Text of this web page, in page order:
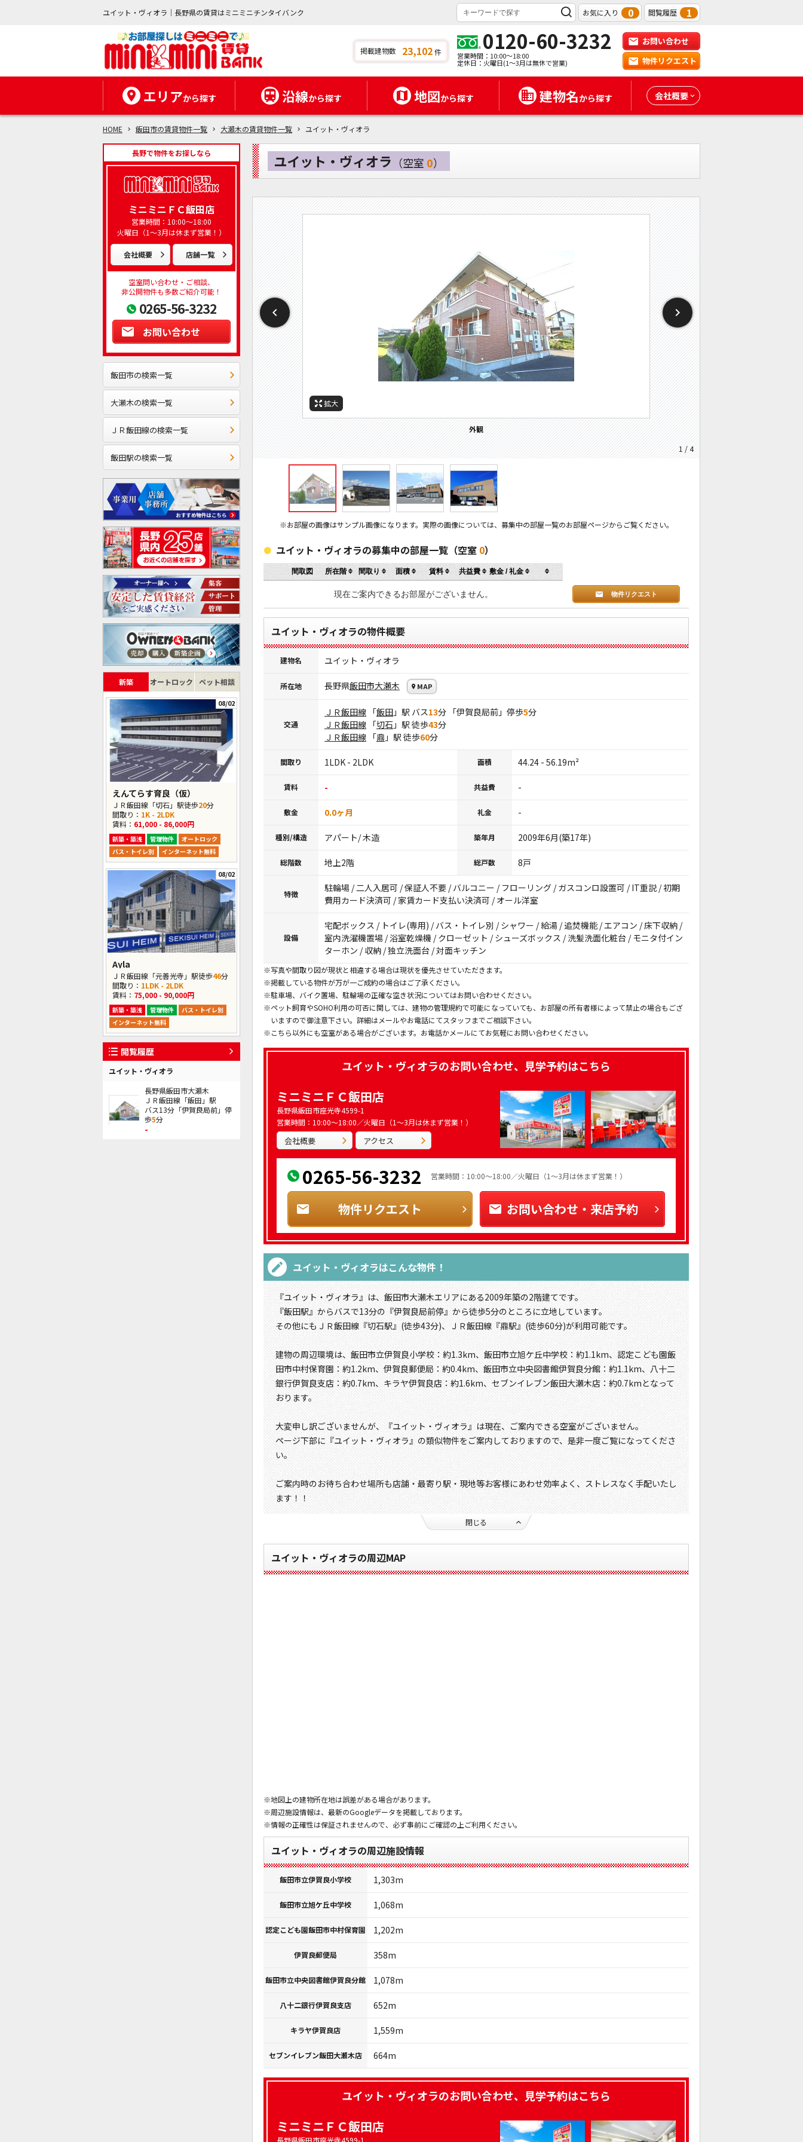
ユイット・ヴィオラ｜長野県の賃貸はミニミニチンタイバンク お気に入り 0 閲覧履歴 1
掲載建物数 23,102件 0120-60-3232
営業時間：10:00～18:00
定休日：火曜日(1～3月は無休で営業)
お問い合わせ
物件リクエスト
エリアから探す 沿線から探す 地図から探す 建物名から探す 会社概要
HOME 飯田市の賃貸物件一覧 大瀬木の賃貸物件一覧 ユイット・ヴィオラ
長野で物件をお探しなら
ミニミニＦＣ飯田店
営業時間：10:00～18:00
火曜日（1～3月は休まず営業！）
会社概要 店舗一覧
空室問い合わせ・ご相談、
非公開物件も多数ご紹介可能！
0265-56-3232
お問い合わせ
飯田市の検索一覧
大瀬木の検索一覧
ＪＲ飯田線の検索一覧
飯田駅の検索一覧
新築 オートロック ペット相談
08/02
えんてらす育良（仮）
ＪＲ飯田線「切石」駅徒歩20分
間取り： 1K - 2LDK
賃料： 61,000 - 86,000円
新築・築浅 管理物件
オートロック
バス・トイレ別
インターネット無料
08/02
Ayla
ＪＲ飯田線「元善光寺」駅徒歩46分
間取り： 1LDK - 2LDK
賃料： 75,000 - 90,000円
新築・築浅 管理物件
バス・トイレ別
インターネット無料
閲覧履歴
ユイット・ヴィオラ
長野県飯田市大瀬木
ＪＲ飯田線「飯田」駅
バス13分「伊賀良局前」停
歩5分
-
ユイット・ヴィオラ （空室 0）
拡大
外観
1 / 4
拡大
周辺施設：コンビニ
拡大
周辺施設：スーパー
拡大
周辺施設：銀行
※お部屋の画像はサンプル画像になります。実際の画像については、募集中の部屋一覧のお部屋ページからご覧ください。
ユイット・ヴィオラの募集中の部屋一覧（空室 0）
間取図 所在階 間取り 面積 賃料 共益費 敷金 / 礼金
現在ご案内できるお部屋がございません。 物件リクエスト
ユイット・ヴィオラの物件概要
建物名 ユイット・ヴィオラ
所在地 長野県飯田市大瀬木 MAP
交通
ＪＲ飯田線 「飯田 」駅 バス13分 「伊賀良局前」停歩5分
ＪＲ飯田線 「切石 」駅 徒歩43分
ＪＲ飯田線 「鼎 」駅 徒歩60分
間取り 1LDK - 2LDK 面積 44.24 - 56.19m²
賃料 - 共益費 -
敷金 0.0ヶ月 礼金 -
種別/構造 アパート/ 木造 築年月 2009年6月(築17年)
総階数 地上2階 総戸数 8戸
特徴
駐輪場 / 二人入居可 / 保証人不要 / バルコニー / フローリング / ガスコンロ設置可 / IT重説 / 初期
費用カード決済可 / 家賃カード支払い決済可 / オール洋室
設備
宅配ボックス / トイレ(専用) / バス・トイレ別 / シャワー / 給湯 / 追焚機能 / エアコン / 床下収納 /
室内洗濯機置場 / 浴室乾燥機 / クローゼット / シューズボックス / 洗髪洗面化粧台 / モニタ付イン
ターホン / 収納 / 独立洗面台 / 対面キッチン
※写真や間取り図が現状と相違する場合は現状を優先させていただきます。
※掲載している物件が万が一ご成約の場合はご了承ください。
※駐車場、バイク置場、駐輪場の正確な空き状況についてはお問い合わせください。
※ペット飼育やSOHO利用の可否に関しては、建物の管理規約で可能になっていても、お部屋の所有者様によって禁止の場合もござ
いますので御注意下さい。詳細はメールやお電話にてスタッフまでご相談下さい。
※こちら以外にも空室がある場合がございます。お電話かメールにてお気軽にお問い合わせください。
ユイット・ヴィオラのお問い合わせ、見学予約はこちら
ミニミニＦＣ飯田店
長野県飯田市座光寺4599-1
営業時間：10:00～18:00／火曜日（1～3月は休まず営業！）
会社概要 アクセス
0265-56-3232 営業時間：10:00～18:00／火曜日（1～3月は休まず営業！）
物件リクエスト お問い合わせ・来店予約
ユイット・ヴィオラはこんな物件！
『ユイット・ヴィオラ』は、飯田市大瀬木エリアにある2009年築の2階建てです。
『飯田駅』からバスで13分の『伊賀良局前停』から徒歩5分のところに立地しています。
その他にもＪＲ飯田線『切石駅』(徒歩43分)、ＪＲ飯田線『鼎駅』(徒歩60分)が利用可能です。
建物の周辺環境は、飯田市立伊賀良小学校：約1.3km、飯田市立旭ケ丘中学校：約1.1km、認定こども園飯
田市中村保育園：約1.2km、伊賀良郵便局：約0.4km、飯田市立中央図書館伊賀良分館：約1.1km、八十二
銀行伊賀良支店：約0.7km、キラヤ伊賀良店：約1.6km、セブンイレブン飯田大瀬木店：約0.7kmとなって
おります。
大変申し訳ございませんが、『ユイット・ヴィオラ』は現在、ご案内できる空室がございません。
ページ下部に『ユイット・ヴィオラ』の類似物件をご案内しておりますので、是非一度ご覧になってくださ
い。
ご案内時のお待ち合わせ場所も店舗・最寄り駅・現地等お客様にあわせ効率よく、ストレスなく手配いたし
ます！！
閉じる
ユイット・ヴィオラの周辺MAP
※地図上の建物所在地は誤差がある場合があります。
※周辺施設情報は、最新のGoogleデータを掲載しております。
※情報の正確性は保証されませんので、必ず事前にご確認の上ご利用ください。
ユイット・ヴィオラの周辺施設情報
飯田市立伊賀良小学校 1,303m
飯田市立旭ケ丘中学校 1,068m
認定こども園飯田市中村保育園 1,202m
伊賀良郵便局 358m
飯田市立中央図書館伊賀良分館 1,078m
八十二銀行伊賀良支店 652m
キラヤ伊賀良店 1,559m
セブンイレブン飯田大瀬木店 664m
ユイット・ヴィオラのお問い合わせ、見学予約はこちら
ミニミニＦＣ飯田店